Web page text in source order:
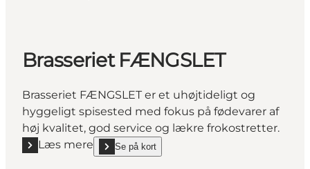
Brasseriet FÆNGSLET
Brasseriet FÆNGSLET er et uhøjtideligt og
hyggeligt spisested med fokus på fødevarer af
høj kvalitet, god service og lækre frokostretter.
Læs mere
Læs mere "Brasseriet FÆNGSLET"
Se på kort
show Brasseriet FÆNGSLET on_map